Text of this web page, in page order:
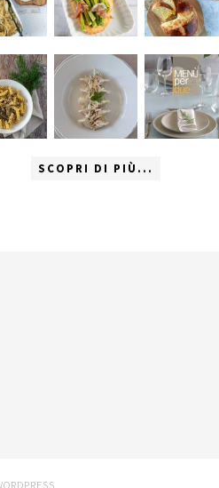
SCOPRI DI PIÙ...